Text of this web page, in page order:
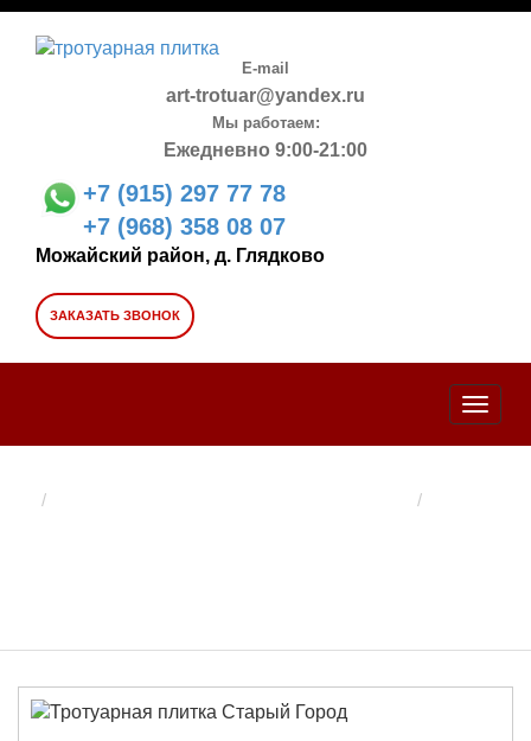
E-mail
art-trotuar@yandex.ru
Мы работаем:
Ежедневно 9:00-21:00
+7 (915) 297 77 78
+7 (968) 358 08 07
Можайский район, д. Глядково
ЗАКАЗАТЬ ЗВОНОК
Toggle